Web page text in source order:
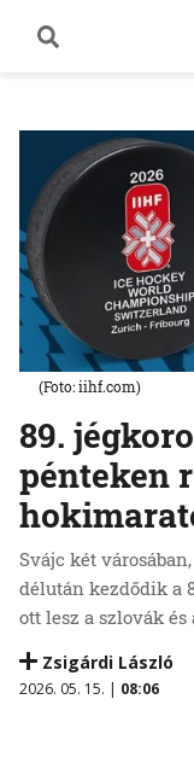
89.
pénteken
Svájc két
délután kezdődik a
ott lesz a szlovák
Zsigárdi László
2026. 05. 15. | 08:06
(Foto: iihf.com)